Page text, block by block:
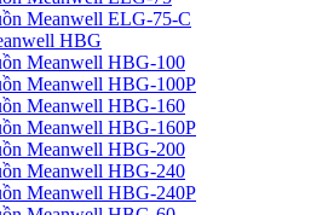
Meanwell ELG-75-C
HBG
Meanwell HBG-100
Meanwell HBG-100P
Meanwell HBG-160
Meanwell HBG-160P
Meanwell HBG-200
Meanwell HBG-240
Meanwell HBG-240P